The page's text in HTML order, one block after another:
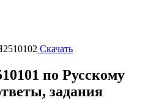
Скачать
по Русскому
задания